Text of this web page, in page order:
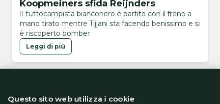
Koopmeiners sfida Reijnders
Il tuttocampista bianconero è partito con il freno a
mano tirato mentre Tijjani sta facendo benissimo e si
è riscoperto bomber
Leggi di più
Questo sito web utilizza i cookie